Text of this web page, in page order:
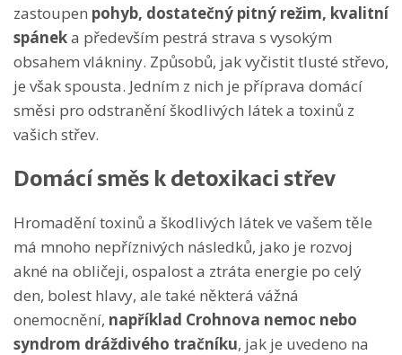
zastoupen pohyb, dostatečný pitný režim, kvalitní
spáneka především pestrá strava s vysokým
obsahem vlákniny. Způsobů, jak vyčistit tlusté střevo,
je však spousta. Jedním z nich je příprava domácí
směsi pro odstranění škodlivých látek a toxinů z
vašich střev.
Domácí směs k detoxikaci střev
Hromadění toxinů a škodlivých látek ve vašem těle
má mnoho nepříznivých následků, jako je rozvoj
akné na obličeji, ospalost a ztráta energie po celý
den, bolest hlavy, ale také některá vážná
onemocnění, například Crohnova nemoc nebo
syndrom dráždivého tračníku, jak je uvedeno na